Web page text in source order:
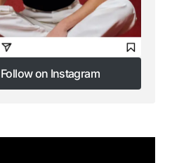
Follow on Instagram
Follow on Instagram